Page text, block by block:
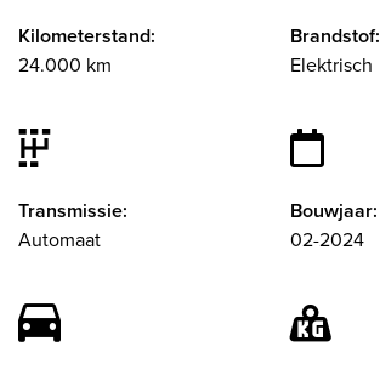
Kilometerstand:
24.000 km
Brandstof:
Elektrisch
Transmissie:
Automaat
Bouwjaar:
02-2024